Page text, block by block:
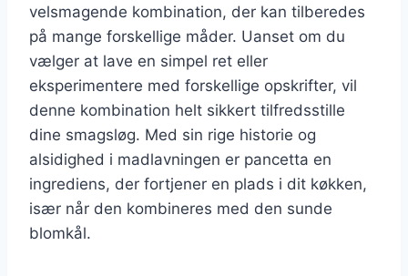
velsmagende kombination, der kan tilberedes
på mange forskellige måder. Uanset om du
vælger at lave en simpel ret eller
eksperimentere med forskellige opskrifter, vil
denne kombination helt sikkert tilfredsstille
dine smagsløg. Med sin rige historie og
alsidighed i madlavningen er pancetta en
ingrediens, der fortjener en plads i dit køkken,
især når den kombineres med den sunde
blomkål.